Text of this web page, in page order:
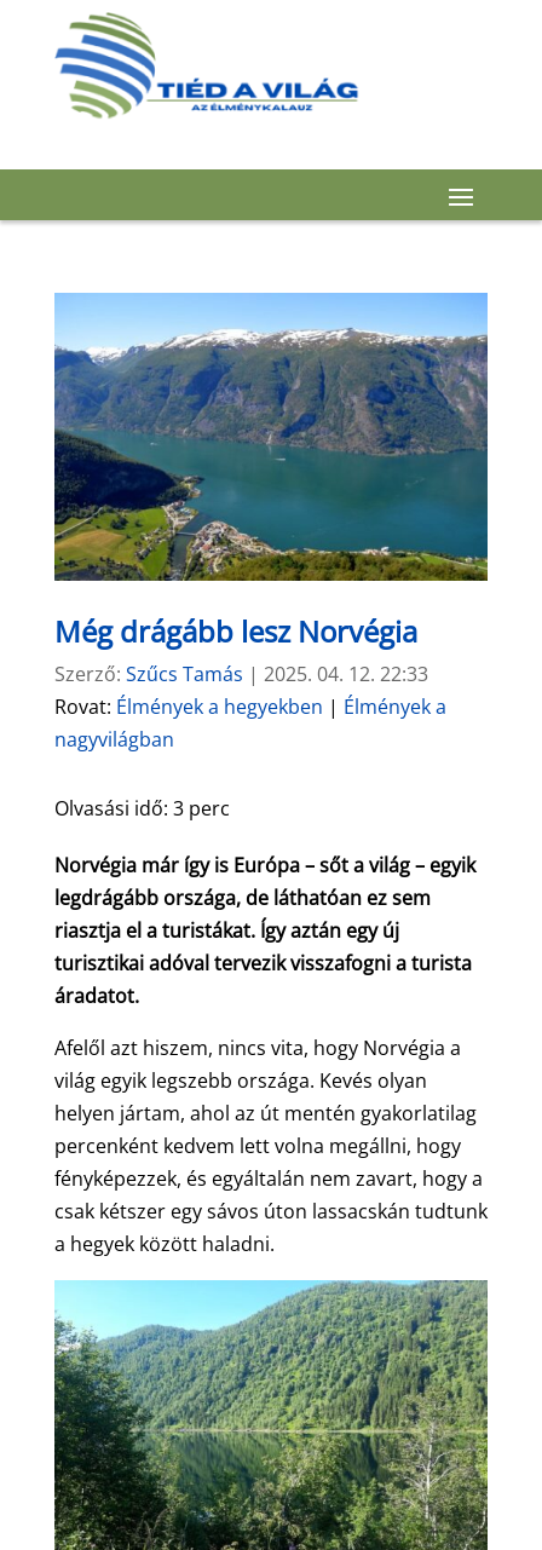
Még drágább lesz Norvégia
Szerző: Szűcs Tamás | 2025. 04. 12. 22:33
Rovat: Élmények a hegyekben | Élmények a
nagyvilágban
Olvasási idő: 3 perc
Norvégia már így is Európa – sőt a világ – egyik
legdrágább országa, de láthatóan ez sem
riasztja el a turistákat. Így aztán egy új
turisztikai adóval tervezik visszafogni a turista
áradatot.
Afelől azt hiszem, nincs vita, hogy Norvégia a
világ egyik legszebb országa. Kevés olyan
helyen jártam, ahol az út mentén gyakorlatilag
percenként kedvem lett volna megállni, hogy
fényképezzek, és egyáltalán nem zavart, hogy a
csak kétszer egy sávos úton lassacskán tudtunk
a hegyek között haladni.